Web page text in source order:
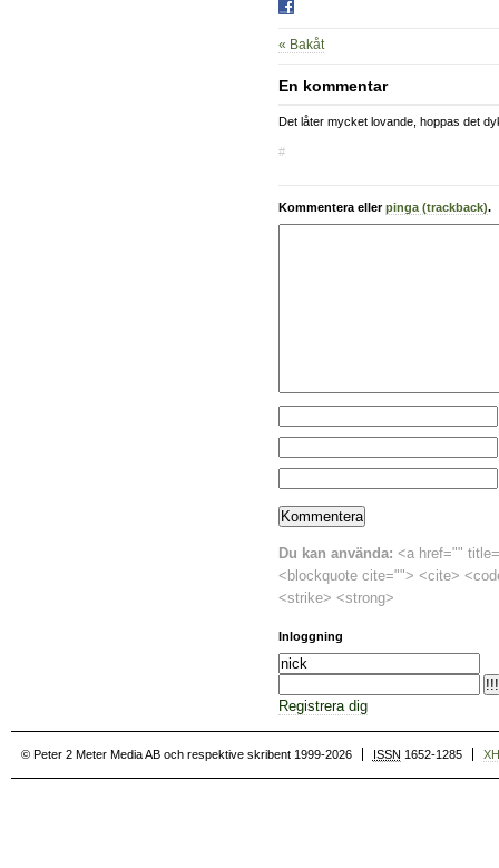
« Bakåt
En kommentar
Det låter mycket lovande, hoppas det
#
Kommentera ellerpinga (trackback).
Du kan använda: <a href=""
<blockquote cite=""> <cite>
<strike> <strong>
Inloggning
Registrera dig
© Peter 2 Meter Media AB och respektive skribent 1999-2026 ISSN 1652-1285